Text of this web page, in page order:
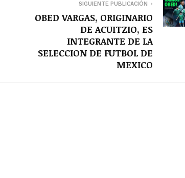
SIGUIENTE PUBLICACIÓN
OBED VARGAS, ORIGINARIO
DE ACUITZIO, ES
INTEGRANTE DE LA
SELECCION DE FUTBOL DE
MEXICO